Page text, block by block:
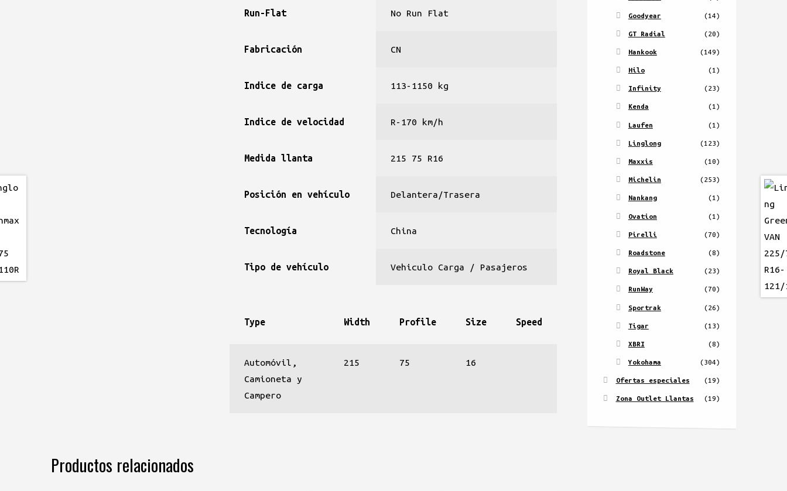
Run-Flat No Run Flat
Fabricación CN
Indice de carga 113-1150 kg
Indice de velocidad R-170 km/h
Medida llanta 215 75 R16
Posición en vehículo Delantera/Trasera
Tecnología China
Tipo de vehículo Vehiculo Carga / Pasajeros
Type Width Profile Size Speed
Automóvil,
Camioneta y
Campero
215 75 16
Productos relacionados
Goodyear (14)
GT Radial (20)
Hankook (149)
Hilo (1)
Infinity (23)
Kenda (1)
Laufen (1)
Linglong (123)
Maxxis (10)
Michelin (253)
Nankang (1)
Ovation (1)
Pirelli (70)
Roadstone (8)
Royal Black (23)
RunWay (70)
Sportrak (26)
Tigar (13)
XBRI (8)
Yokohama (304)
Ofertas especiales (19)
Zona Outlet Llantas (19)